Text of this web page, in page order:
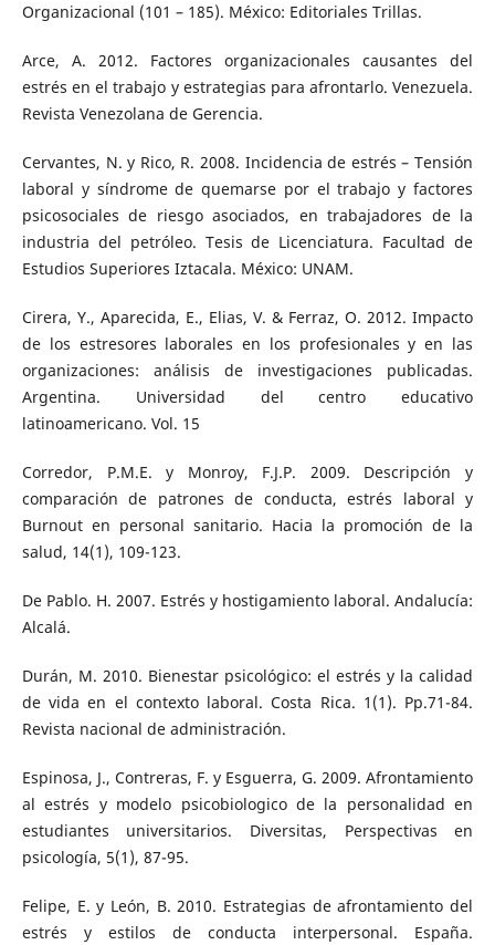
Organizacional (101 – 185). México: Editoriales Trillas.
Arce, A. 2012. Factores organizacionales causantes del
estrés en el trabajo y estrategias para afrontarlo. Venezuela.
Revista Venezolana de Gerencia.
Cervantes, N. y Rico, R. 2008. Incidencia de estrés – Tensión
laboral y síndrome de quemarse por el trabajo y factores
psicosociales de riesgo asociados, en trabajadores de la
industria del petróleo. Tesis de Licenciatura. Facultad de
Estudios Superiores Iztacala. México: UNAM.
Cirera, Y., Aparecida, E., Elias, V. & Ferraz, O. 2012. Impacto
de los estresores laborales en los profesionales y en las
organizaciones: análisis de investigaciones publicadas.
Argentina. Universidad del centro educativo
latinoamericano. Vol. 15
Corredor, P.M.E. y Monroy, F.J.P. 2009. Descripción y
comparación de patrones de conducta, estrés laboral y
Burnout en personal sanitario. Hacia la promoción de la
salud, 14(1), 109-123.
De Pablo. H. 2007. Estrés y hostigamiento laboral. Andalucía:
Alcalá.
Durán, M. 2010. Bienestar psicológico: el estrés y la calidad
de vida en el contexto laboral. Costa Rica. 1(1). Pp.71-84.
Revista nacional de administración.
Espinosa, J., Contreras, F. y Esguerra, G. 2009. Afrontamiento
al estrés y modelo psicobiologico de la personalidad en
estudiantes universitarios. Diversitas, Perspectivas en
psicología, 5(1), 87-95.
Felipe, E. y León, B. 2010. Estrategias de afrontamiento del
estrés y estilos de conducta interpersonal. España.